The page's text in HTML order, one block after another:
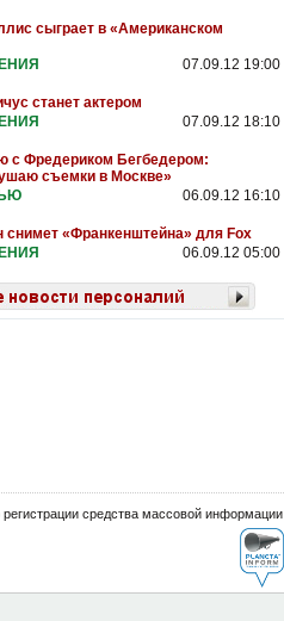
сыграет в «Американском
07.09.12 19:00
станет актером
07.09.12 18:10
с Фредериком Бегбедером:
съемки в Москве»
06.09.12 16:10
снимет «Франкенштейна» для Fox
06.09.12 05:00
средства массовой информации